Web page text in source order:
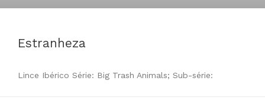
Estranheza
Lince Ibérico Série: Big Trash Animals; Sub-série: